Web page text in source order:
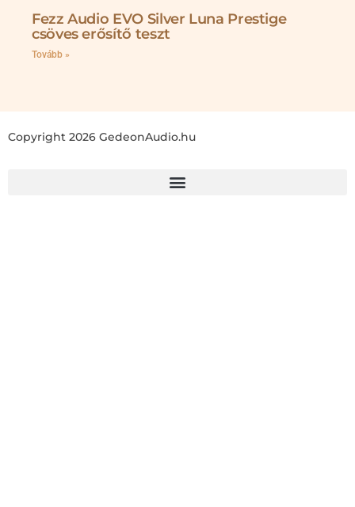
Fezz Audio EVO Silver Luna Prestige
csöves erősítő teszt
Tovább »
Copyright 2026 GedeonAudio.hu